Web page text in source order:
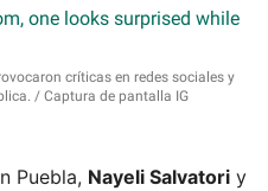
críticas en redes sociales y
Captura de pantalla IG
Puebla, Nayeli Salvatori y